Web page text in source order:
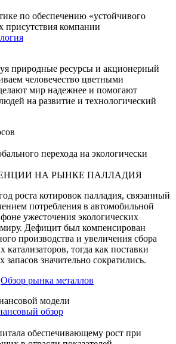
по обеспечению «устойчивого
присутствия компании
природные ресурсы и акционерный
человечество цветными
мир надежнее и помогают
на развитие и технологический
перехода на экологически
НА РЫНКЕ ПАЛЛАДИЯ
роста котировок палладия, связанный
потребления в автомобильной
ужесточения экологических
Дефицит был компенсирован
производства и увеличения сбора
тогда как поставки
запасов значительно сократились.
Обзор рынка металлов
модели
обзор
обеспечивающему рост при